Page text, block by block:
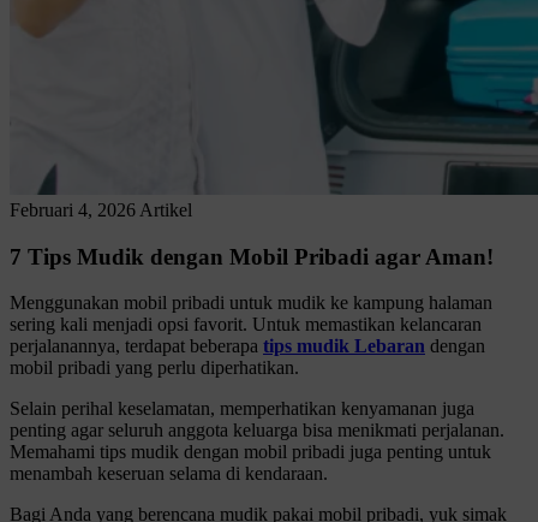
Februari 4, 2026 Artikel
7 Tips Mudik dengan Mobil Pribadi agar Aman!
Menggunakan mobil pribadi untuk mudik ke kampung halaman
sering kali menjadi opsi favorit. Untuk memastikan kelancaran
perjalanannya, terdapat beberapa tips mudik Lebaran dengan
mobil pribadi yang perlu diperhatikan.
Selain perihal keselamatan, memperhatikan kenyamanan juga
penting agar seluruh anggota keluarga bisa menikmati perjalanan.
Memahami tips mudik dengan mobil pribadi juga penting untuk
menambah keseruan selama di kendaraan.
Bagi Anda yang berencana mudik pakai mobil pribadi, yuk simak